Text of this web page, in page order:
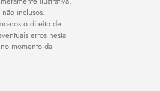
inclusos.
nos o direito de
erros nesta
momento da